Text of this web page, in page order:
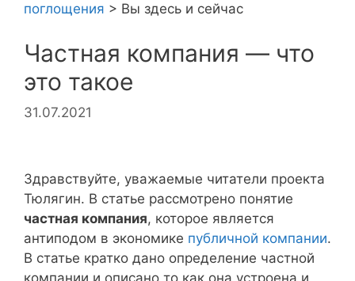
поглощения > Вы здесь и сейчас
Частная компания — что
это такое
31.07.2021
Здравствуйте, уважаемые читатели проекта
Тюлягин. В статье рассмотрено понятие
частная компания, которое является
антиподом в экономике публичной компании.
В статье кратко дано определение частной
компании и описано то как она устроена и